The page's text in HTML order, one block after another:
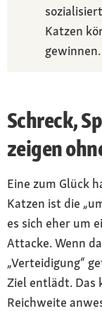
Katzen
gewinnen.
Schreck,
zeigen
Eine zum Glück
Katzen ist die
es sich eher um
Attacke. Wenn
„Verteidigung“
Ziel entlädt. Das
Reichweite